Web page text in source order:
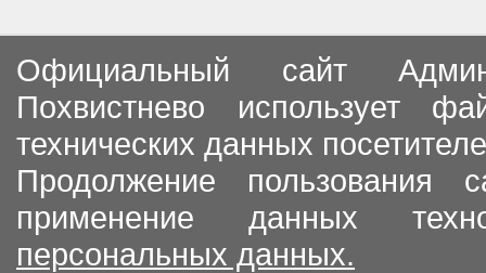
Официальный сайт
Похвистнево использует
технических данных
Продолжение пользования
применение данных
персональных данных.